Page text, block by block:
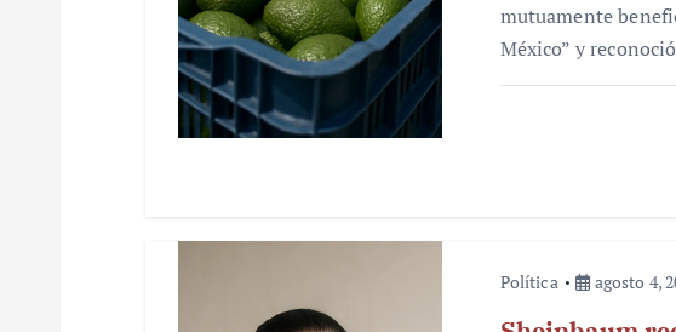
mutuamente
México” y
Política agosto 4,